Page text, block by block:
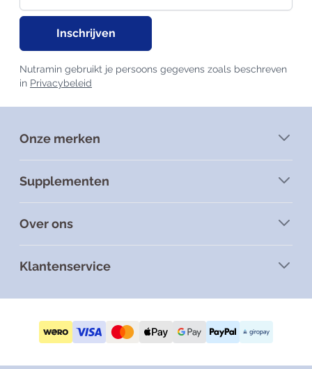
Inschrijven
Nutramin gebruikt je persoons gegevens zoals beschreven
in Privacybeleid
Onze merken
Supplementen
Over ons
Klantenservice